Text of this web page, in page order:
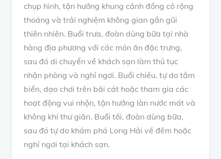
chụp hình, tận hưởng khung cảnh đồng cỏ rộng
thoáng và trải nghiệm không gian gần gũi
thiên nhiên. Buổi trưa, đoàn dùng bữa tại nhà
hàng địa phương với các món ăn đặc trưng,
sau đó di chuyển về khách sạn làm thủ tục
nhận phòng và nghỉ ngơi. Buổi chiều, tự do tắm
biển, dạo chơi trên bãi cát hoặc tham gia các
hoạt động vui nhộn, tận hưởng làn nước mát và
không khí thư giãn. Buổi tối, đoàn dùng bữa,
sau đó tự do khám phá Long Hải về đêm hoặc
nghỉ ngơi tại khách sạn.